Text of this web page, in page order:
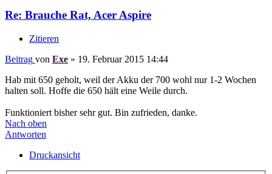
Re: Brauche Rat, Acer Aspire
Zitieren
Beitrag von Exe » 19. Februar 2015 14:44
Hab mit 650 geholt, weil der Akku der 700 wohl nur 1-2 Wochen
halten soll. Hoffe die 650 hält eine Weile durch.
Funktioniert bisher sehr gut. Bin zufrieden, danke.
Nach oben
Antworten
Druckansicht